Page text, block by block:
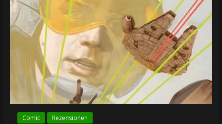
Comic Rezensionen